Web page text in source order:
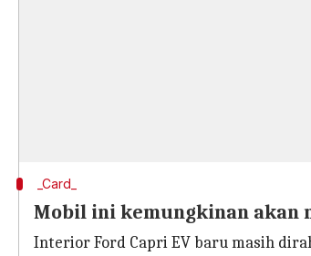
_Card_
Mobil ini kemungkinan akan
Interior Ford Capri EV baru masih